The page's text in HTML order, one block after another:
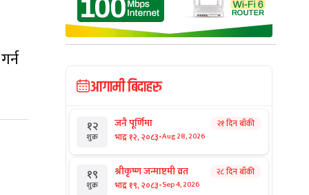
आगामी बिदाहरु
१२
शुक्र
जनै पूर्णिमा
भाद्र १२, २०८३-Aug 28, 2026
२१ दिन बाँकी
१९
शुक्र
श्रीकृष्ण जन्माष्टमी व्रत
भाद्र १९, २०८३-Sep 4, 2026
२८ दिन बाँकी